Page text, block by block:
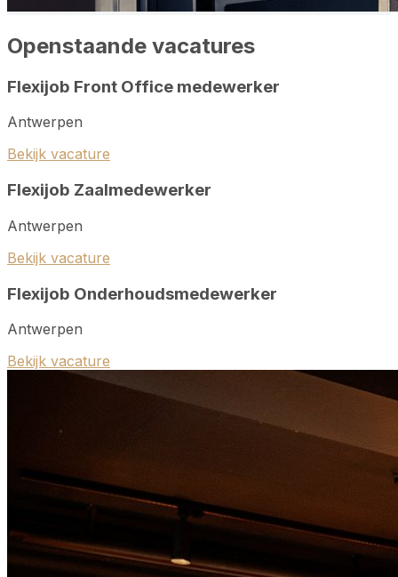
Openstaande vacatures
Flexijob Front Office medewerker
Antwerpen
Bekijk vacature
Flexijob Zaalmedewerker
Antwerpen
Bekijk vacature
Flexijob Onderhoudsmedewerker
Antwerpen
Bekijk vacature